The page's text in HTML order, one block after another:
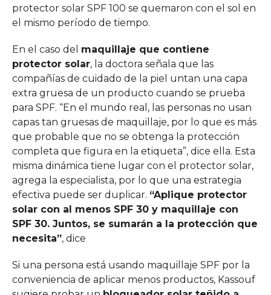
protector solar SPF 100 se quemaron con el sol en
el mismo período de tiempo.
En el caso del maquillaje que contiene
protector solar, la doctora señala que las
compañías de cuidado de la piel untan una capa
extra gruesa de un producto cuando se prueba
para SPF. “En el mundo real, las personas no usan
capas tan gruesas de maquillaje, por lo que es más
que probable que no se obtenga la protección
completa que figura en la etiqueta”, dice ella. Esta
misma dinámica tiene lugar con el protector solar,
agrega la especialista, por lo que una estrategia
efectiva puede ser duplicar. “Aplique protector
solar con al menos SPF 30 y maquillaje con
SPF 30. Juntos, se sumarán a la protección que
necesita”, dice
Si una persona está usando maquillaje SPF por la
conveniencia de aplicar menos productos, Kassouf